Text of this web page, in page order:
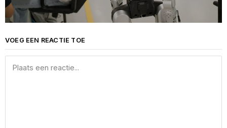
VOEG EEN REACTIE TOE